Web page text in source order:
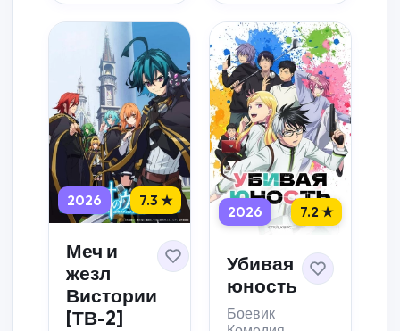
2026 7.3 ★
Меч и
жезл
Вистории
[ТВ-2]
2026 7.2 ★
Убивая
юность
Боевик